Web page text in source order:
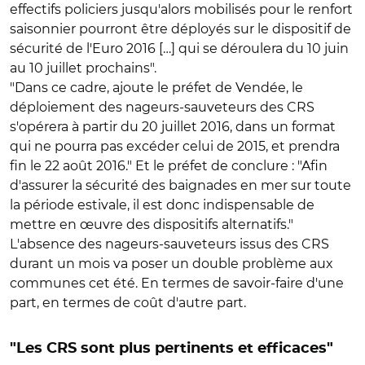
effectifs policiers jusqu'alors mobilisés pour le renfort
saisonnier pourront être déployés sur le dispositif de
sécurité de l'Euro 2016 […] qui se déroulera du 10 juin
au 10 juillet prochains".
"Dans ce cadre, ajoute le préfet de Vendée, le
déploiement des nageurs-sauveteurs des CRS
s'opérera à partir du 20 juillet 2016, dans un format
qui ne pourra pas excéder celui de 2015, et prendra
fin le 22 août 2016." Et le préfet de conclure : "Afin
d'assurer la sécurité des baignades en mer sur toute
la période estivale, il est donc indispensable de
mettre en œuvre des dispositifs alternatifs."
L'absence des nageurs-sauveteurs issus des CRS
durant un mois va poser un double problème aux
communes cet été. En termes de savoir-faire d'une
part, en termes de coût d'autre part.
"Les CRS sont plus pertinents et efficaces"